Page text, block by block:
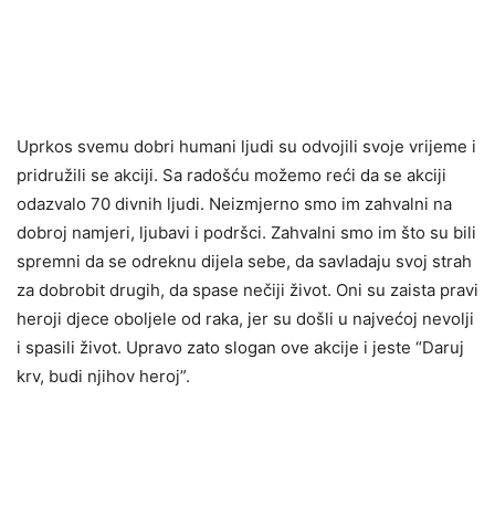
Uprkos svemu dobri humani ljudi su odvojili svoje vrijeme i
pridružili se akciji. Sa radošću možemo reći da se akciji
odazvalo 70 divnih ljudi. Neizmjerno smo im zahvalni na
dobroj namjeri, ljubavi i podršci. Zahvalni smo im što su bili
spremni da se odreknu dijela sebe, da savladaju svoj strah
za dobrobit drugih, da spase nečiji život. Oni su zaista pravi
heroji djece oboljele od raka, jer su došli u najvećoj nevolji
i spasili život. Upravo zato slogan ove akcije i jeste “Daruj
krv, budi njihov heroj”.